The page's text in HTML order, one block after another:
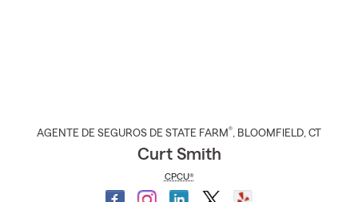
AGENTE DE SEGUROS DE STATE FARM®, BLOOMFIELD, CT
Curt Smith
CPCU®